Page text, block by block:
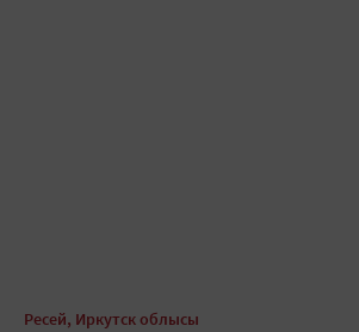
Ресей, Иркутск облысы